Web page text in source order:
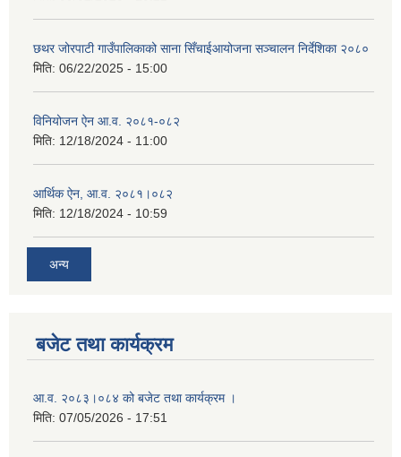
छथर जोरपाटी गाउँपालिकाको साना सिँचाईआयोजना सञ्चालन निर्देशिका २०८०
मिति: 06/22/2025 - 15:00
विनियोजन ऐन आ.व. २०८१-०८२
मिति: 12/18/2024 - 11:00
आर्थिक ऐन, आ.व. २०८१।०८२
मिति: 12/18/2024 - 10:59
अन्य
बजेट तथा कार्यक्रम
आ.व. २०८३।०८४ को बजेट तथा कार्यक्रम ।
मिति: 07/05/2026 - 17:51